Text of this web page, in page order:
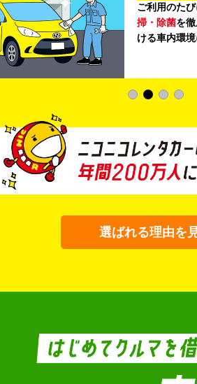
ご利用のた
掃・除菌を
ける車内環
選ばれる理由を